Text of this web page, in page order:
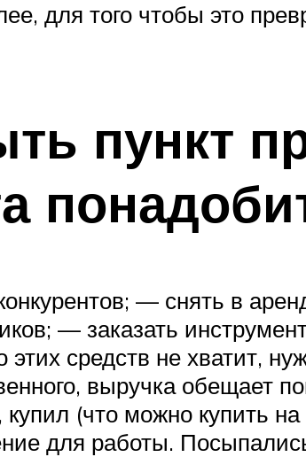
для того чтобы это
пункт
— снять в
— заказать
средств не хватит,
выручка обещает
(что можно купить
для работы.